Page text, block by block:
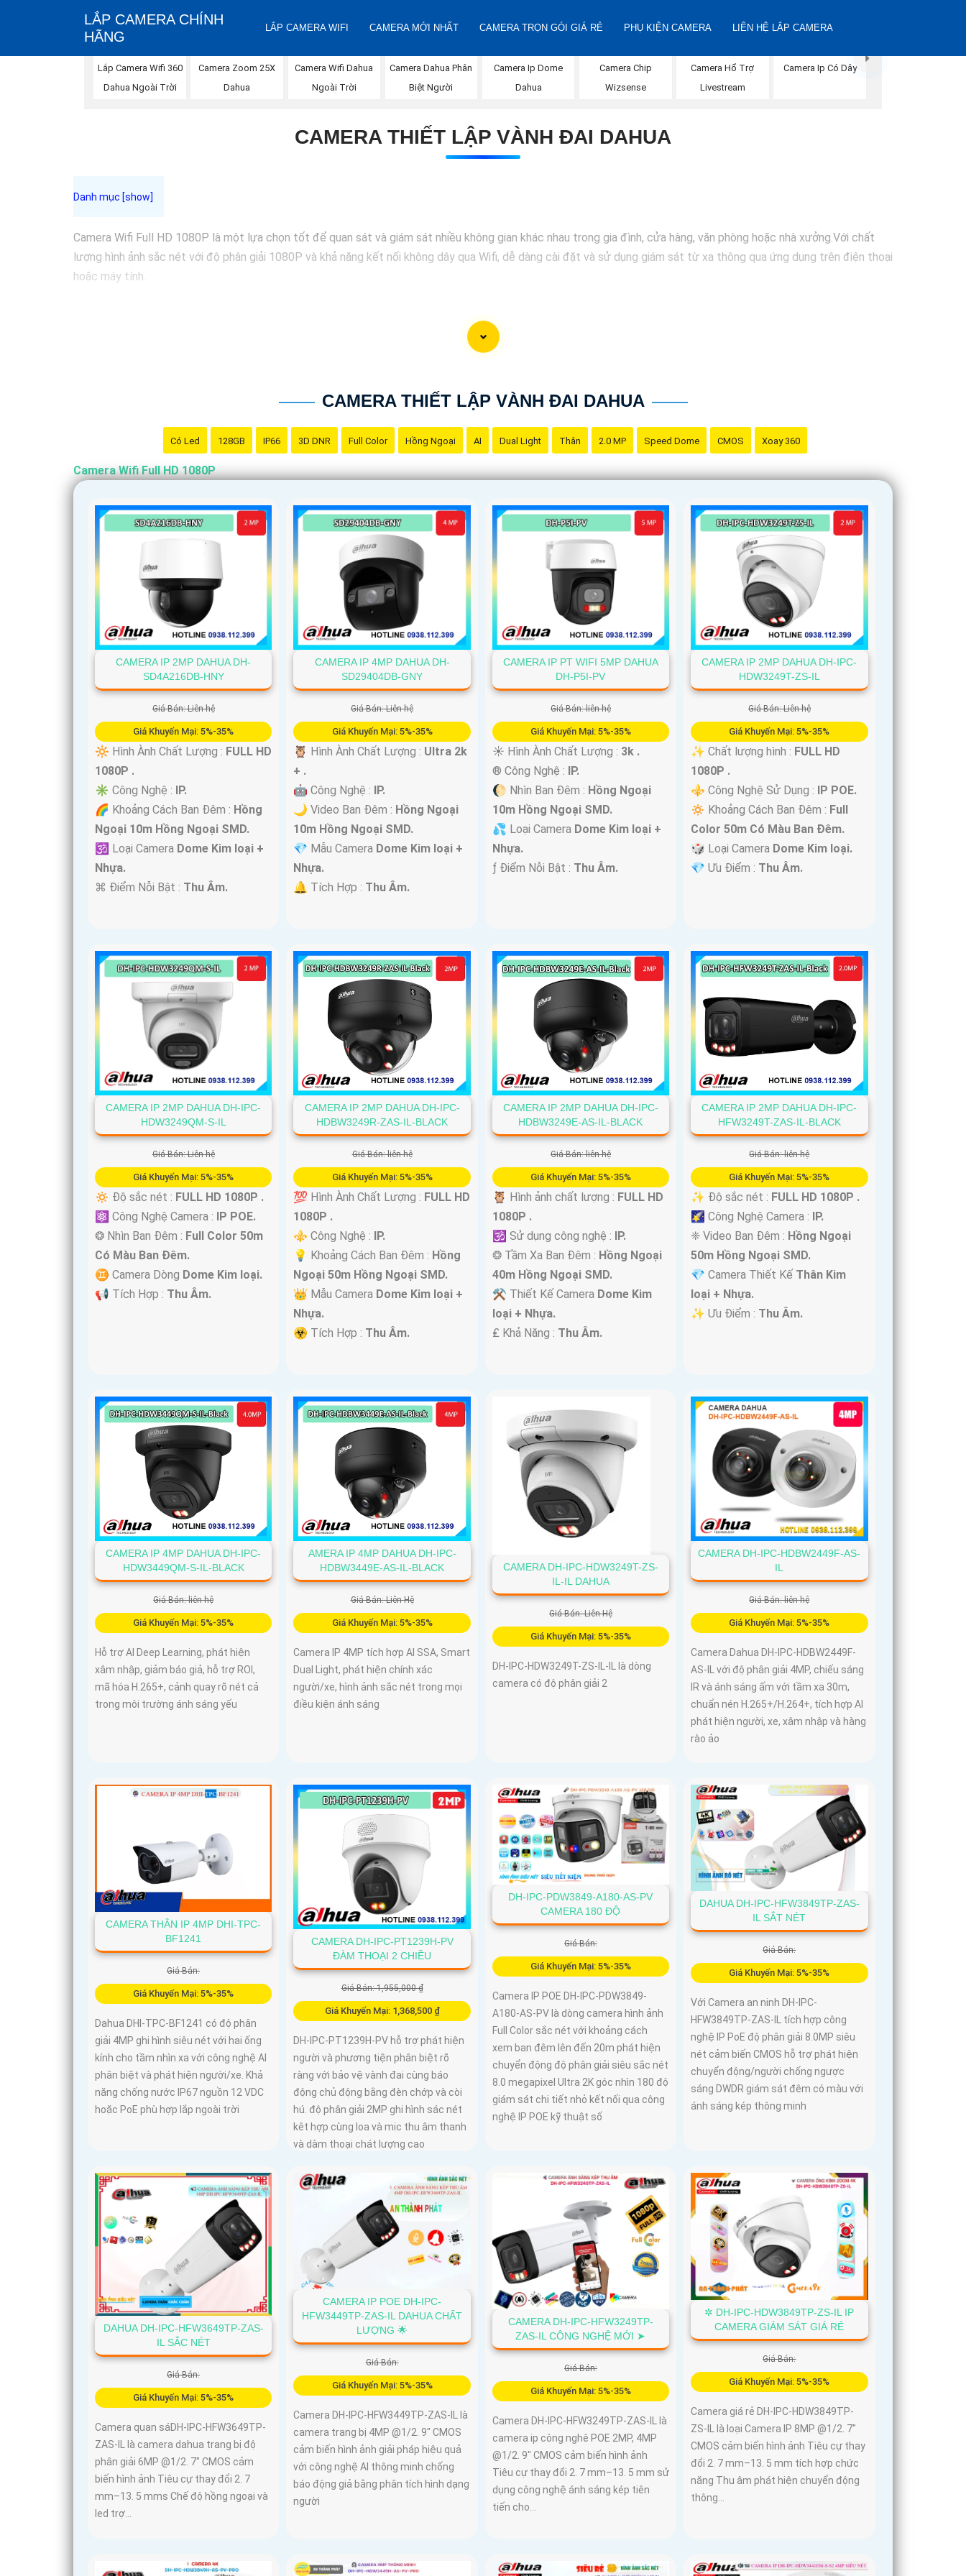
LẮP CAMERA CHÍNH
HÃNG
LẮP CAMERA WIFI CAMERA MỚI NHẤT CAMERA TRỌN GÓI GIÁ RẺ PHỤ KIỆN CAMERA LIÊN HỆ LẮP CAMERA
Lắp Camera Wifi 360
Dahua Ngoài Trời
Camera Zoom 25X
Dahua
Camera Wifi Dahua
Ngoài Trời
Camera Dahua Phân
Biệt Người
Camera Ip Dome
Dahua
Camera Chip
Wizsense
Camera Hổ Trợ
Livestream
Camera Ip Có Dây
CAMERA THIẾT LẬP VÀNH ĐAI DAHUA
Camera Wifi Full HD 1080P là một lựa chọn tốt để quan sát và giám sát nhiều không gian khác nhau trong gia đình, cửa hàng, văn phòng hoặc nhà xưởng.Với chất
lượng hình ảnh sắc nét với độ phân giải 1080P và khả năng kết nối không dây qua Wifi, dễ dàng cài đặt và sử dụng giám sát từ xa thông qua ứng dụng trên điện thoại
hoặc máy tính.
CAMERA THIẾT LẬP VÀNH ĐAI DAHUA
Có Led 128GB IP66 3D DNR Full Color Hồng Ngoại AI Dual Light Thân 2.0 MP Speed Dome CMOS Xoay 360
Camera Wifi Full HD 1080P
CAMERA IP 2MP DAHUA DH-
SD4A216DB-HNY
Giá Bán: Liên hệ
Giá Khuyến Mại: 5%-35%
🔆 Hình Ành Chất Lượng : FULL HD
1080P .
✳️ Công Nghệ : IP.
🌈 Khoảng Cách Ban Đêm : Hồng
Ngoại 10m Hồng Ngoại SMD.
🕉️ Loại Camera Dome Kim loại +
Nhựa.
️⌘ Điểm Nỗi Bật : Thu Âm.
CAMERA IP 4MP DAHUA DH-
SD29404DB-GNY
Giá Bán: Liên hệ
Giá Khuyến Mại: 5%-35%
🦉 Hình Ành Chất Lượng : Ultra 2k
+ .
🤖️ Công Nghệ : IP.
🌙 Video Ban Đêm : Hồng Ngoại
10m Hồng Ngoại SMD.
💎 Mẫu Camera Dome Kim loại +
Nhựa.
️🔔 Tích Hợp : Thu Âm.
CAMERA IP PT WIFI 5MP DAHUA
DH-P5I-PV
Giá Bán: liên hệ
Giá Khuyến Mại: 5%-35%
☀️ Hình Ành Chất Lượng : 3k .
®️ Công Nghệ : IP.
🌔 Nhìn Ban Đêm : Hồng Ngoại
10m Hồng Ngoại SMD.
💦 Loại Camera Dome Kim loại +
Nhựa.
️ƒ Điểm Nỗi Bật : Thu Âm.
CAMERA IP 2MP DAHUA DH-IPC-
HDW3249T-ZS-IL
Giá Bán: Liên hệ
Giá Khuyến Mại: 5%-35%
✨ Chất lượng hình : FULL HD
1080P .
⚜️ Công Nghệ Sử Dụng : IP POE.
🔅 Khoảng Cách Ban Đêm : Full
Color 50m Có Màu Ban Ðêm.
🎲 Loại Camera Dome Kim loại.
️💎 Ưu Điểm : Thu Âm.
CAMERA IP 2MP DAHUA DH-IPC-
HDW3249QM-S-IL
Giá Bán: Liên hệ
Giá Khuyến Mại: 5%-35%
🔅 Độ sắc nét : FULL HD 1080P .
⚛️ Công Nghệ Camera : IP POE.
❂ Nhìn Ban Đêm : Full Color 50m
Có Màu Ban Ðêm.
♊ Camera Dòng Dome Kim loại.
️📢 Tích Hợp : Thu Âm.
CAMERA IP 2MP DAHUA DH-IPC-
HDBW3249R-ZAS-IL-BLACK
Giá Bán: liên hệ
Giá Khuyến Mại: 5%-35%
💯 Hình Ành Chất Lượng : FULL HD
1080P .
⚜️ Công Nghệ : IP.
💡 Khoảng Cách Ban Đêm : Hồng
Ngoại 50m Hồng Ngoại SMD.
👑 Mẫu Camera Dome Kim loại +
Nhựa.
️☣️ Tích Hợp : Thu Âm.
CAMERA IP 2MP DAHUA DH-IPC-
HDBW3249E-AS-IL-BLACK
Giá Bán: liên hệ
Giá Khuyến Mại: 5%-35%
🦉 Hình ảnh chất lượng : FULL HD
1080P .
🕉️ Sử dụng công nghệ : IP.
❂ Tầm Xa Ban Đêm : Hồng Ngoại
40m Hồng Ngoại SMD.
⚒ Thiết Kế Camera Dome Kim
loại + Nhựa.
️₤ Khả Năng : Thu Âm.
CAMERA IP 2MP DAHUA DH-IPC-
HFW3249T-ZAS-IL-BLACK
Giá Bán: liên hệ
Giá Khuyến Mại: 5%-35%
✨ Độ sắc nét : FULL HD 1080P .
🌠 Công Nghệ Camera : IP.
❈ Video Ban Đêm : Hồng Ngoại
50m Hồng Ngoại SMD.
💎 Camera Thiết Kế Thân Kim
loại + Nhựa.
️✨ Ưu Điểm : Thu Âm.
CAMERA IP 4MP DAHUA DH-IPC-
HDW3449QM-S-IL-BLACK
Giá Bán: liên hệ
Giá Khuyến Mại: 5%-35%
Hỗ trợ AI Deep Learning, phát hiện
xâm nhập, giảm báo giả, hỗ trợ ROI,
mã hóa H.265+, cảnh quay rõ nét cả
trong môi trường ánh sáng yếu
AMERA IP 4MP DAHUA DH-IPC-
HDBW3449E-AS-IL-BLACK
Giá Bán: Liên Hệ
Giá Khuyến Mại: 5%-35%
Camera IP 4MP tích hợp AI SSA, Smart
Dual Light, phát hiện chính xác
người/xe, hình ảnh sắc nét trong mọi
điều kiện ánh sáng
CAMERA DH-IPC-HDW3249T-ZS-
IL-IL DAHUA
Giá Bán: Liên Hệ
Giá Khuyến Mại: 5%-35%
DH-IPC-HDW3249T-ZS-IL-IL là dòng
camera có độ phân giải 2
CAMERA DH-IPC-HDBW2449F-AS-
IL
Giá Bán: liên hệ
Giá Khuyến Mại: 5%-35%
Camera Dahua DH-IPC-HDBW2449F-
AS-IL với độ phân giải 4MP, chiếu sáng
IR và ánh sáng ấm với tầm xa 30m,
chuẩn nén H.265+/H.264+, tích hợp AI
phát hiện người, xe, xâm nhập và hàng
rào ảo
CAMERA THÂN IP 4MP DHI-TPC-
BF1241
Giá Bán:
Giá Khuyến Mại: 5%-35%
Dahua DHI-TPC-BF1241 có độ phân
giải 4MP ghi hình siêu nét với hai ống
kính cho tầm nhìn xa với công nghệ AI
phân biệt và phát hiện người/xe. Khả
năng chống nước IP67 nguồn 12 VDC
hoặc PoE phù hợp lắp ngoài trời
CAMERA DH-IPC-PT1239H-PV
ĐÀM THOẠI 2 CHIỀU
Giá Bán: 1,955,000 ₫
Giá Khuyến Mại: 1,368,500 ₫
DH-IPC-PT1239H-PV hỗ trợ phát hiện
người và phương tiện phân biệt rõ
ràng với bảo vệ vành đai cùng báo
động chủ động bằng đèn chớp và còi
hú. độ phân giải 2MP ghi hình sác nét
kêt hợp cùng loa và mic thu âm thanh
và dàm thoại chát lượng cao
DH-IPC-PDW3849-A180-AS-PV
CAMERA 180 ĐỘ
Giá Bán:
Giá Khuyến Mại: 5%-35%
Camera IP POE DH-IPC-PDW3849-
A180-AS-PV là dòng camera hình ảnh
Full Color sắc nét với khoảng cách
xem ban đêm lên đến 20m phát hiện
chuyển động độ phân giải siêu sắc nét
8.0 megapixel Ultra 2K góc nhìn 180 độ
giám sát chi tiết nhỏ kết nối qua công
nghệ IP POE kỹ thuật số
DAHUA DH-IPC-HFW3849TP-ZAS-
IL SẮT NÉT
Giá Bán:
Giá Khuyến Mại: 5%-35%
Với Camera an ninh DH-IPC-
HFW3849TP-ZAS-IL tích hợp công
nghệ IP PoE độ phân giải 8.0MP siêu
nét cảm biến CMOS hỗ trợ phát hiện
chuyển động/người chống ngược
sáng DWDR giám sát đêm có màu với
ánh sáng kép thông minh
DAHUA DH-IPC-HFW3649TP-ZAS-
IL SẮC NÉT
Giá Bán:
Giá Khuyến Mại: 5%-35%
Camera quan sáDH-IPC-HFW3649TP-
ZAS-IL là camera dahua trang bị độ
phân giải 6MP @1/2. 7" CMOS cảm
biến hình ảnh Tiêu cự thay đổi 2. 7
mm–13. 5 mms Chế độ hồng ngoại và
led trợ...
CAMERA IP POE DH-IPC-
HFW3449TP-ZAS-IL DAHUA CHẤT
LƯỢNG 🌟
Giá Bán:
Giá Khuyến Mại: 5%-35%
Camera DH-IPC-HFW3449TP-ZAS-IL là
camera trang bị 4MP @1/2. 9" CMOS
cảm biến hình ảnh giải pháp hiệu quả
với công nghệ AI thông minh chống
báo động giả bằng phân tích hình dạng
người
CAMERA DH-IPC-HFW3249TP-
ZAS-IL CÔNG NGHỆ MỚI ➤
Giá Bán:
Giá Khuyến Mại: 5%-35%
Camera DH-IPC-HFW3249TP-ZAS-IL là
camera ip công nghê POE 2MP, 4MP
@1/2. 9" CMOS cảm biến hình ảnh
Tiêu cự thay đổi 2. 7 mm–13. 5 mm sử
dụng công nghệ ánh sáng kép tiên
tiến cho...
✲ DH-IPC-HDW3849TP-ZS-IL IP
CAMERA GIÁM SÁT GIÁ RẺ
Giá Bán:
Giá Khuyến Mại: 5%-35%
Camera giá rẻ DH-IPC-HDW3849TP-
ZS-IL là loại Camera IP 8MP @1/2. 7"
CMOS cảm biến hình ảnh Tiêu cự thay
đổi 2. 7 mm–13. 5 mm tích hợp chức
năng Thu âm phát hiện chuyển động
thông...